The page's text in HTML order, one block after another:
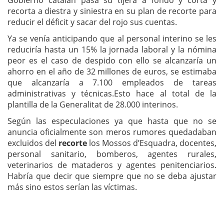
recorta a diestra y siniestra en su plan de recorte para
reducir el déficit y sacar del rojo sus cuentas.
Ya se venía anticipando que al personal interino se les
reduciría hasta un 15% la jornada laboral y la nómina
peor es el caso de despido con ello se alcanzaría un
ahorro en el año de 32 millones de euros, se estimaba
que alcanzaría a 7.100 empleados de tareas
administrativas y técnicas.Esto hace al total de la
plantilla de la Generalitat de 28.000 interinos.
Según las especulaciones ya que hasta que no se
anuncia oficialmente son meros rumores quedadaban
excluidos del recorte los Mossos d’Esquadra, docentes,
personal sanitario, bomberos, agentes rurales,
veterinarios de mataderos y agentes penitenciarios.
Habría que decir que siempre que no se deba ajustar
más sino estos serían las víctimas.